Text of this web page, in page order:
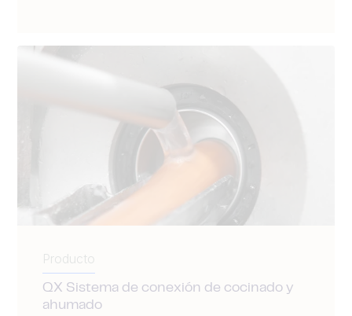
Producto
QX Sistema de conexión de cocinado y
ahumado